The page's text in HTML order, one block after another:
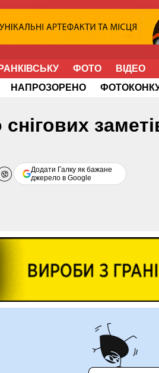
ФОТО ВІДЕО
НАПРОЗОРЕНО
Додати Галку як бажане
джерело в Google